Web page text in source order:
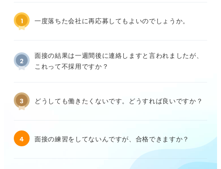
1 一度落ちた会社に再応募してもよいのでしょうか。
2
面接の結果は一週間後に連絡しますと言われましたが、
これって不採用ですか？
3 どうしても働きたくないです。どうすれば良いですか？
4 面接の練習をしてないんですが、合格できますか？